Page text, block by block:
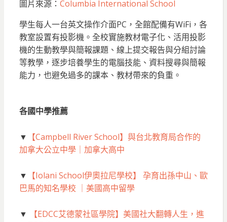
圖片來源： Columbia International School
學生每人一台英文操作介面PC，全館配備有WiFi，各
教室設置有投影機。全校實施教材電子化、活用投影
機的生動教學與簡報課題、線上提交報告與分組討論
等教學，逐步培養學生的電腦技能、資料搜尋與簡報
能力，也避免過多的課本、教材帶來的負重。
各國中學推薦
▼ 【Campbell River School】與台北教育局合作的
加拿大公立中學｜加拿大高中
▼ 【Iolani School伊奧拉尼學校】 孕育出孫中山、歐
巴馬的知名學校 ｜美國高中留學
▼
【EDCC艾德蒙社區學院】美國社大翻轉人生，進